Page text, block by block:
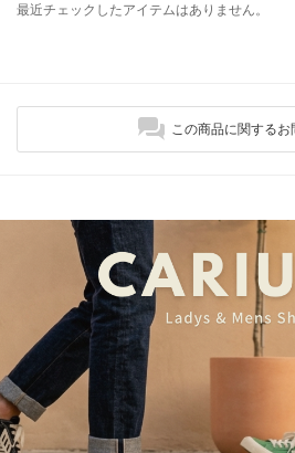
最近チェックしたアイテムはありません。
この商品に関する